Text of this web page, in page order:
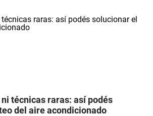
técnicas raras: así podés
del aire acondicionado